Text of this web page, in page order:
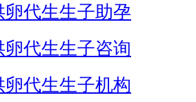
卵代生生子助孕
卵代生生子咨询
卵代生生子机构